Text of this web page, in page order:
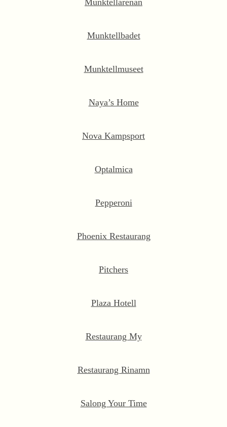
Munktellarenan
Munktellbadet
Munktellmuseet
Naya’s Home
Nova Kampsport
Optalmica
Pepperoni
Phoenix Restaurang
Pitchers
Plaza Hotell
Restaurang My
Restaurang Rinamn
Salong Your Time